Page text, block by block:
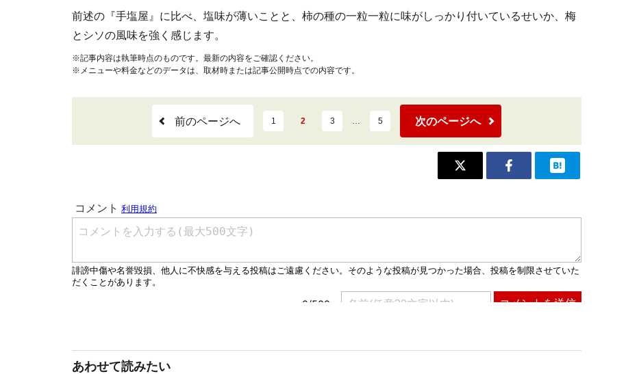
前述の『手塩屋』に比べ、塩味が薄いことと、柿の種の一粒一粒に味がしっかり付いているせいか、梅
とシソの風味を強く感じます。
※記事内容は執筆時点のものです。最新の内容をご確認ください。
※メニューや料金などのデータは、取材時または記事公開時点での内容です。
前のページへ 1 2 3 … 5 次のページへ
あわせて読みたい